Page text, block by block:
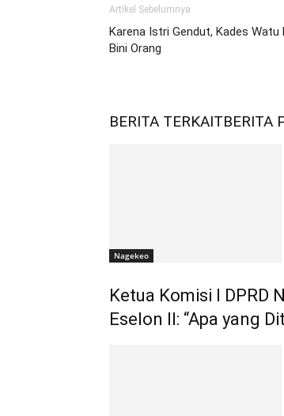
Artikel Sebelumnya
Karena Istri Gendut, Kades Watu
Bini Orang
BERITA TERKAITBERITA
Nagekeo
Ketua Komisi I
Eselon II: “Apa yang